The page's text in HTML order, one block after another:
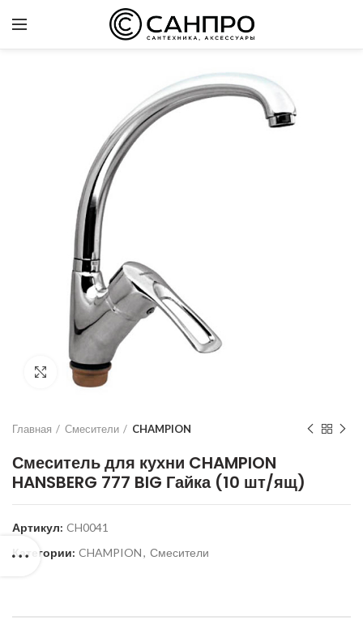
Нажмите для увеличения
Главная Смесители CHAMPION
Смеситель для кухни CHAMPION
HANSBERG 777 BIG Гайка (10 шт/ящ)
Артикул: CH0041
Категории: CHAMPION, Смесители